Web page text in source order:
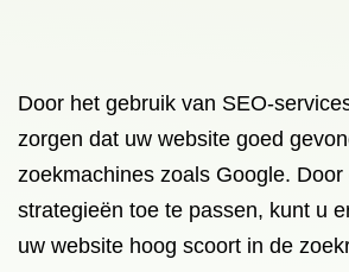
Door het gebruik van SEO-
zorgen dat uw website goed
zoekmachines zoals Google. Door
strategieën toe te passen, kunt u
uw website hoog scoort in de